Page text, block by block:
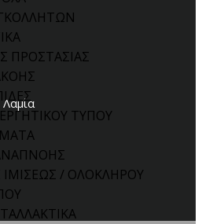
ΠΡΟΣΤΑΣΙΑΣ
ΤΥΠΟΥ
/ ΟΛΟΚΛΗΡΟΥ